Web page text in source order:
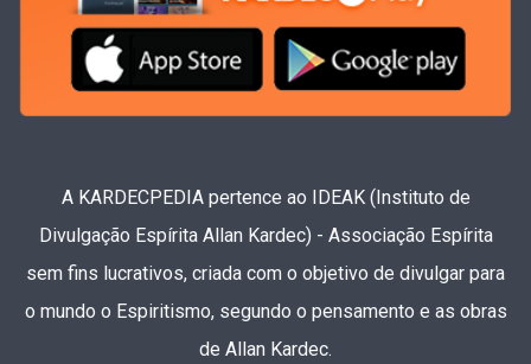
A KARDECPEDIA pertence ao IDEAK (Instituto de
Divulgação Espírita Allan Kardec) - Associação Espírita
sem fins lucrativos, criada com o objetivo de divulgar para
o mundo o Espiritismo, segundo o pensamento e as obras
de Allan Kardec.